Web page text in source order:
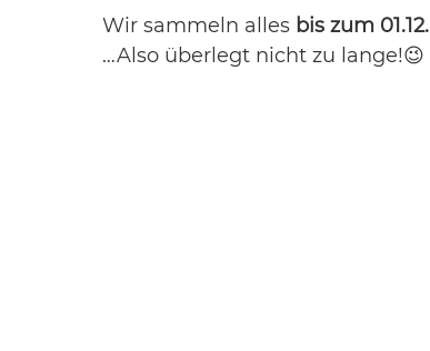
Wir sammeln alles bis zum 01.12.
…Also überlegt nicht zu lange!😉